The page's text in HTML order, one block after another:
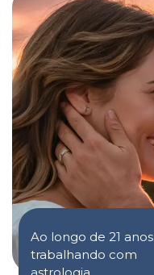
Ao longo de 21 anos
trabalhando com